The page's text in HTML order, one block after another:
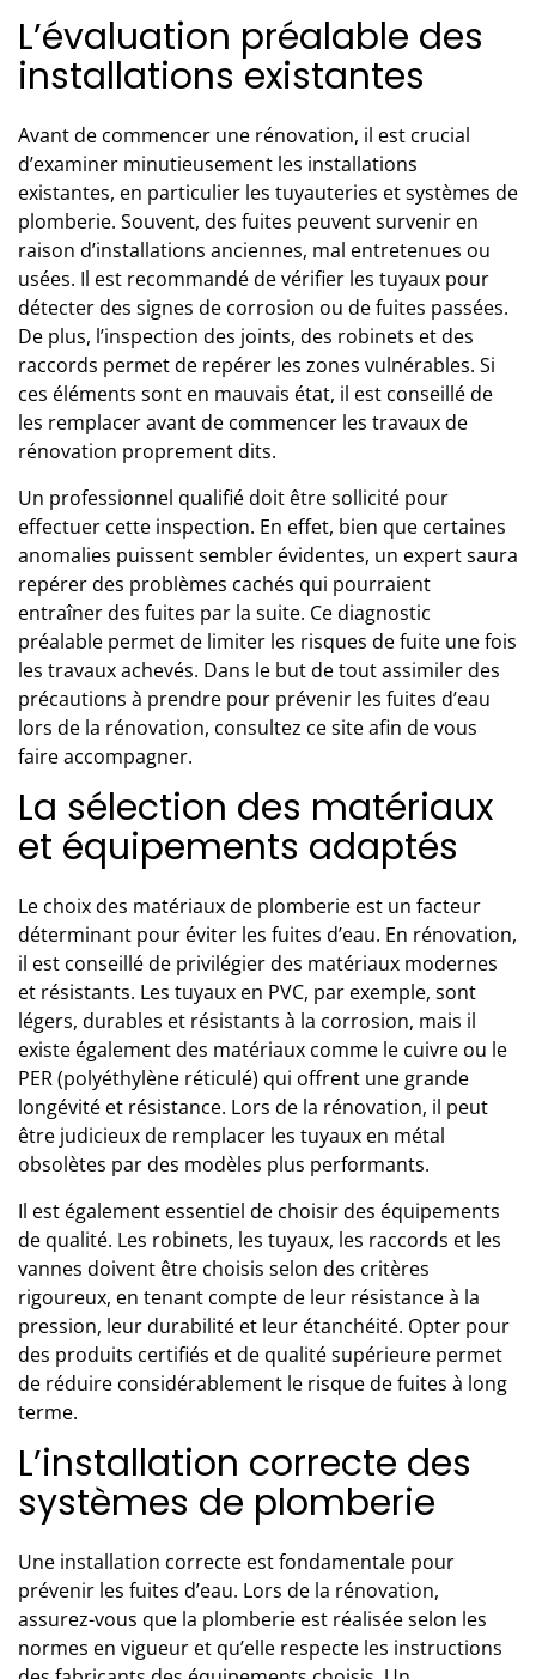
L’évaluation préalable des
installations existantes
Avant de commencer une rénovation, il est crucial
d’examiner minutieusement les installations
existantes, en particulier les tuyauteries et systèmes de
plomberie. Souvent, des fuites peuvent survenir en
raison d’installations anciennes, mal entretenues ou
usées. Il est recommandé de vérifier les tuyaux pour
détecter des signes de corrosion ou de fuites passées.
De plus, l’inspection des joints, des robinets et des
raccords permet de repérer les zones vulnérables. Si
ces éléments sont en mauvais état, il est conseillé de
les remplacer avant de commencer les travaux de
rénovation proprement dits.
Un professionnel qualifié doit être sollicité pour
effectuer cette inspection. En effet, bien que certaines
anomalies puissent sembler évidentes, un expert saura
repérer des problèmes cachés qui pourraient
entraîner des fuites par la suite. Ce diagnostic
préalable permet de limiter les risques de fuite une fois
les travaux achevés. Dans le but de tout assimiler des
précautions à prendre pour prévenir les fuites d’eau
lors de la rénovation, consultez ce siteafin de vous
faire accompagner.
La sélection des matériaux
et équipements adaptés
Le choix des matériaux de plomberie est un facteur
déterminant pour éviter les fuites d’eau. En rénovation,
il est conseillé de privilégier des matériaux modernes
et résistants. Les tuyaux en PVC, par exemple, sont
légers, durables et résistants à la corrosion, mais il
existe également des matériaux comme le cuivre ou le
PER (polyéthylène réticulé) qui offrent une grande
longévité et résistance. Lors de la rénovation, il peut
être judicieux de remplacer les tuyaux en métal
obsolètes par des modèles plus performants.
Il est également essentiel de choisir des équipements
de qualité. Les robinets, les tuyaux, les raccords et les
vannes doivent être choisis selon des critères
rigoureux, en tenant compte de leur résistance à la
pression, leur durabilité et leur étanchéité. Opter pour
des produits certifiés et de qualité supérieure permet
de réduire considérablement le risque de fuites à long
terme.
L’installation correcte des
systèmes de plomberie
Une installation correcte est fondamentale pour
prévenir les fuites d’eau. Lors de la rénovation,
assurez-vous que la plomberie est réalisée selon les
normes en vigueur et qu’elle respecte les instructions